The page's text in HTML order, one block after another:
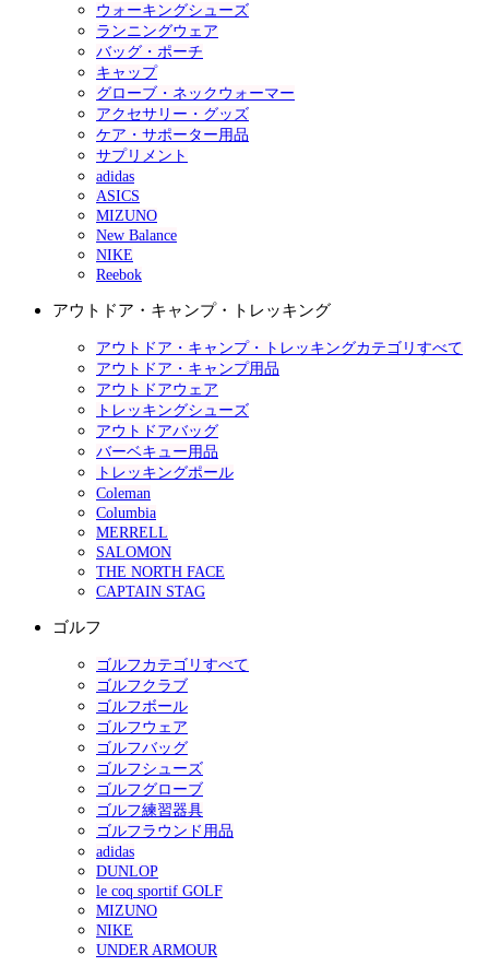
ウォーキングシューズ
ランニングウェア
バッグ・ポーチ
キャップ
グローブ・ネックウォーマー
アクセサリー・グッズ
ケア・サポーター用品
サプリメント
adidas
ASICS
MIZUNO
New Balance
NIKE
Reebok
アウトドア・キャンプ・トレッキング
アウトドア・キャンプ・トレッキングカテゴリすべて
アウトドア・キャンプ用品
アウトドアウェア
トレッキングシューズ
アウトドアバッグ
バーベキュー用品
トレッキングポール
Coleman
Columbia
MERRELL
SALOMON
THE NORTH FACE
CAPTAIN STAG
ゴルフ
ゴルフカテゴリすべて
ゴルフクラブ
ゴルフボール
ゴルフウェア
ゴルフバッグ
ゴルフシューズ
ゴルフグローブ
ゴルフ練習器具
ゴルフラウンド用品
adidas
DUNLOP
le coq sportif GOLF
MIZUNO
NIKE
UNDER ARMOUR